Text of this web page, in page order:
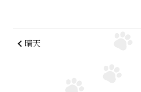
晴天